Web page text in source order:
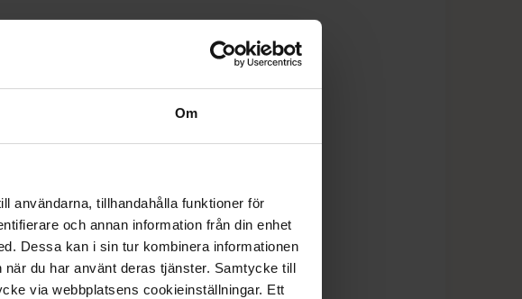
Om
användarna, tillhandahålla funktioner för
och annan information från din enhet
Dessa kan i sin tur kombinera informationen
du har använt deras tjänster. Samtycke till
via webbplatsens cookieinställningar. Ett